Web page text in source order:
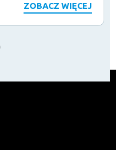
ZOBACZ WIĘCEJ